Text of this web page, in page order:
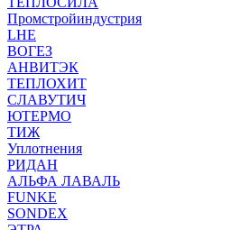
Промстройиндустрия
LHE
ВОГЕЗ
АНВИТЭК
ТЕПЛОХИТ
СЛАВУТИЧ
ЮТЕРМО
ТИЖ
Уплотнения
РИДАН
АЛЬФА ЛАВАЛЬ
FUNKE
SONDEX